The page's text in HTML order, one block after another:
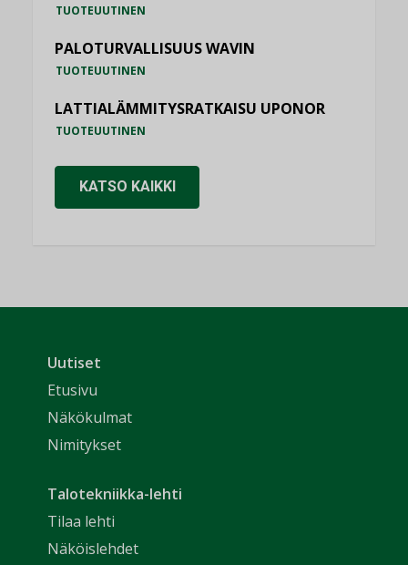
TUOTEUUTINEN
PALOTURVALLISUUS WAVIN
TUOTEUUTINEN
LATTIALÄMMITYSRATKAISU UPONOR
TUOTEUUTINEN
KATSO KAIKKI
Uutiset
Etusivu
Näkökulmat
Nimitykset
Talotekniikka-lehti
Tilaa lehti
Näköislehdet